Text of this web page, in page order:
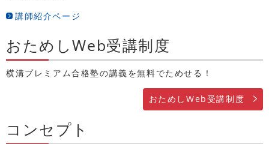
講師紹介ページ
おためしWeb受講制度
横溝プレミアム合格塾の講義を無料でためせる！
おためしWeb受講制度
コンセプト